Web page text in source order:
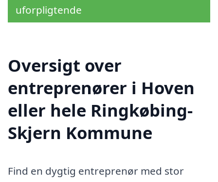
uforpligtende
Oversigt over
entreprenører i Hoven
eller hele Ringkøbing-
Skjern Kommune
Find en dygtig entreprenør med stor